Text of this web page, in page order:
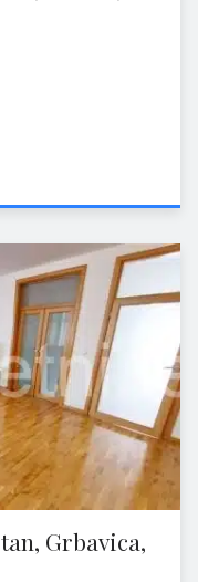
Grbavica,